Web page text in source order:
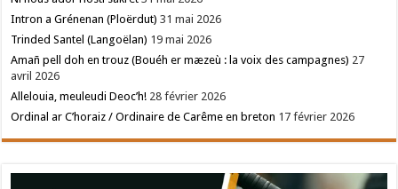
Intron a Grénenan (Ploërdut) 31 mai 2026
Trinded Santel (Langoëlan) 19 mai 2026
Amañ pell doh en trouz (Bouéh er mæzeù : la voix des campagnes) 27
avril 2026
Allelouia, meuleudi Deoc’h! 28 février 2026
Ordinal ar C’horaiz / Ordinaire de Carême en breton 17 février 2026